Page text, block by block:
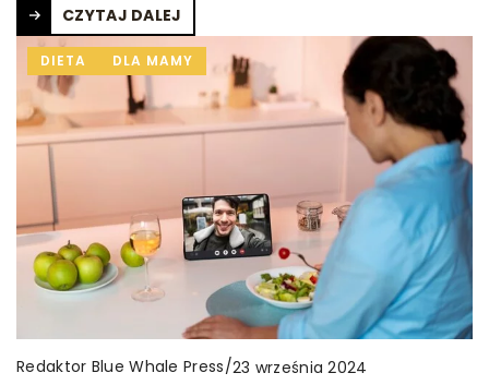
CZYTAJ DALEJ
DIETA DLA MAMY
Redaktor Blue Whale Press/23 września 2024